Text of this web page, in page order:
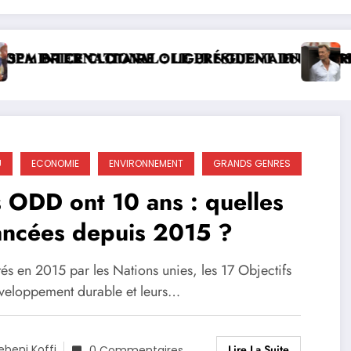
: 𝐋𝐄 𝐏𝐑É𝐒𝐈𝐃𝐄𝐍𝐓 𝐃𝐔 𝐂𝐋𝐔𝐁
CLOTAIRE OLIGUI NGUEMA EN Hervé
ECONOMIE ENVIRONNEMENT GRANDS GENRES
ODD ont 10 ans : quelles
depuis 2015 ?
en 2015 par les Nations unies, les 17 Objectifs
durable et leurs…